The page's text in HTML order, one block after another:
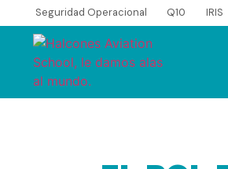
Seguridad Operacional Q10 IRIS